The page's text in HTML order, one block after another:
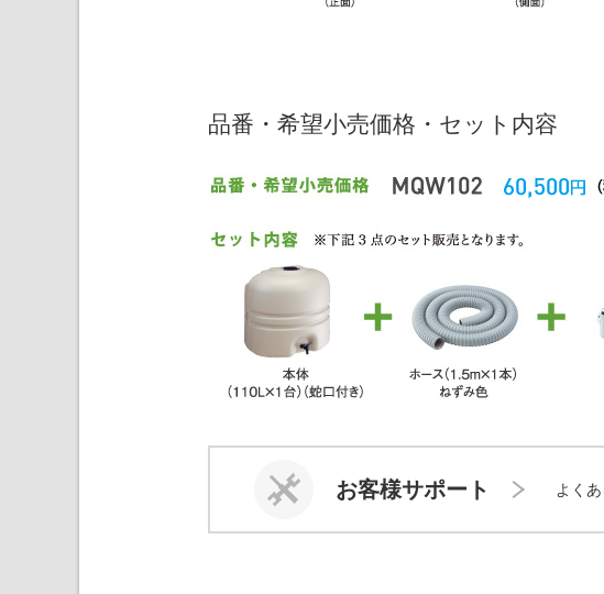
品番・希望小売価格・セット内容
お客様サポート よく